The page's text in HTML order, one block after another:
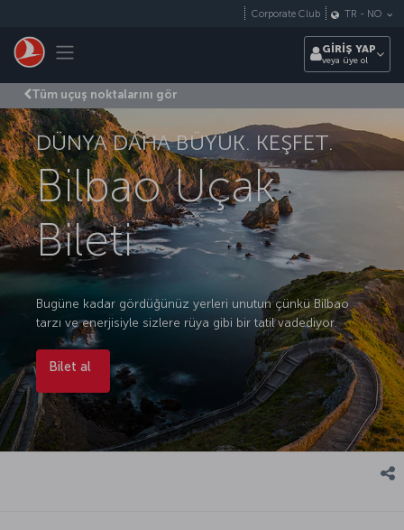
Toggle navigation
Corporate Club TR - NO
GİRİŞ YAP
veya üye ol
Tüm uçuş noktalarını gör
DÜNYA DAHA BÜYÜK. KEŞFET.
Bilbao Uçak
Bileti
Bugüne kadar gördüğünüz yerleri unutun çünkü Bilbao
tarzı ve enerjisiyle sizlere rüya gibi bir tatil vadediyor.
Bilet al